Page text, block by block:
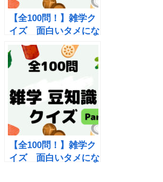
【全100問！】雑学ク
イズ 面白いタメにな
る雑学豆知識問題
【全100問！】雑学ク
イズ 面白いタメにな